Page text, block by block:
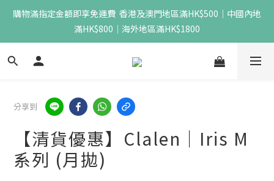
購物滿指定金額即享免運費  香港及澳門地區滿HK$500｜中國內地
滿HK$800｜海外地區滿HK$1800
分享到
【清貨優惠】Clalen｜Iris M
系列 (月拋)